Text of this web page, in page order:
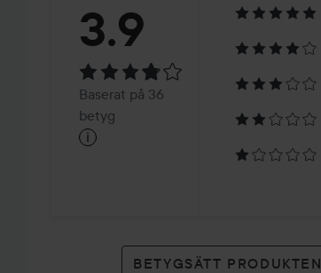
Betyg:
3.9Baserat
på
betyg
3.9
Baserat på 36
betyg
i
BETYGSÄTT PRODUKTEN